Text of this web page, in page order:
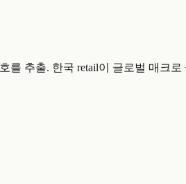
를 추출. 한국 retail이 글로벌 매크